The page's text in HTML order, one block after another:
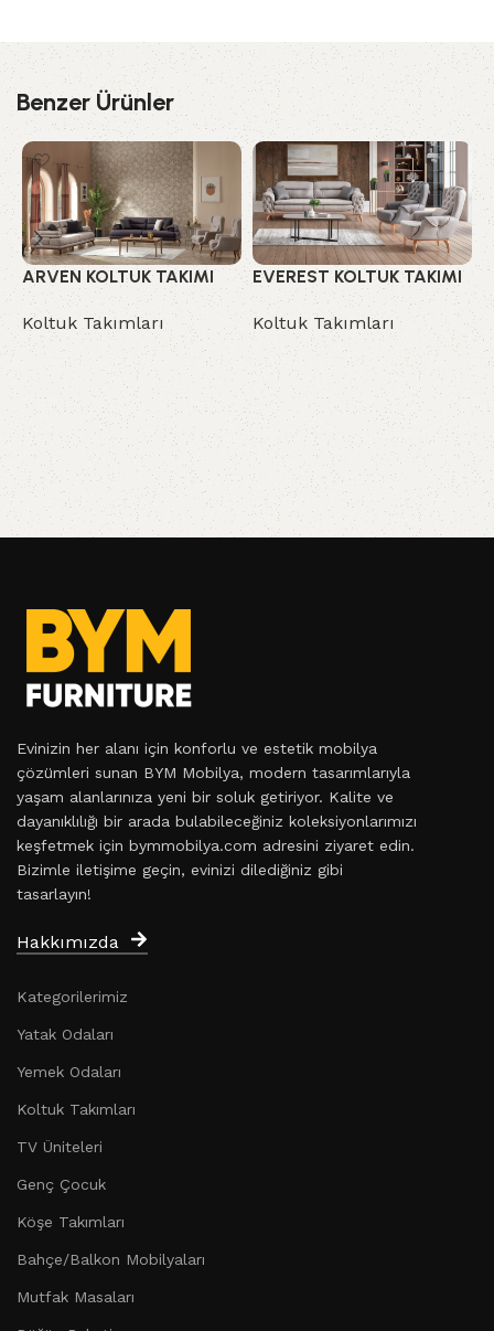
Benzer Ürünler
ARVEN KOLTUK TAKIMI
Koltuk Takımları
EVEREST KOLTUK TAKIMI
Koltuk Takımları
Evinizin her alanı için konforlu ve estetik mobilya
çözümleri sunan BYM Mobilya, modern tasarımlarıyla
yaşam alanlarınıza yeni bir soluk getiriyor. Kalite ve
dayanıklılığı bir arada bulabileceğiniz koleksiyonlarımızı
keşfetmek için bymmobilya.com adresini ziyaret edin.
Bizimle iletişime geçin, evinizi dilediğiniz gibi
tasarlayın!
Hakkımızda
Kategorilerimiz
Yatak Odaları
Yemek Odaları
Koltuk Takımları
TV Üniteleri
Genç Çocuk
Köşe Takımları
Bahçe/Balkon Mobilyaları
Mutfak Masaları